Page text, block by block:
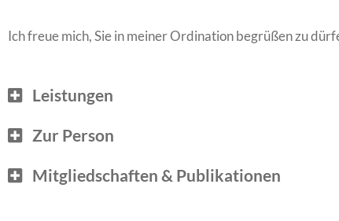
Ich freue mich, Sie in meiner Ordination begrüßen zu
Leistungen
Zur Person
Mitgliedschaften & Publikationen